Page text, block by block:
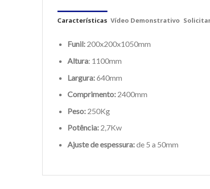
Características Vídeo Demonstrativo
Funil:200x200x1050mm
Altura: 1100mm
Largura:640mm
Comprimento:2400mm
Peso:250Kg
Potência:2,7Kw
Ajuste de espessura:de 5 a 50mm